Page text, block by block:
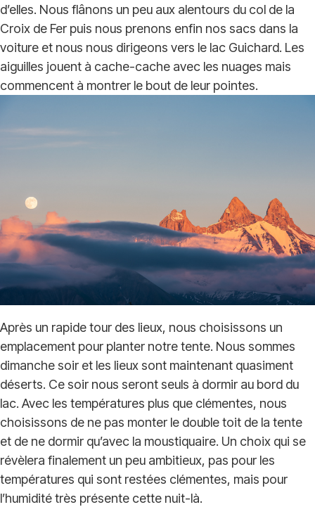
d’elles. Nous flânons un peu aux alentours du col de la
Croix de Fer puis nous prenons enfin nos sacs dans la
voiture et nous nous dirigeons vers le lac Guichard. Les
aiguilles jouent à cache-cache avec les nuages mais
commencent à montrer le bout de leur pointes.
Après un rapide tour des lieux, nous choisissons un
emplacement pour planter notre tente. Nous sommes
dimanche soir et les lieux sont maintenant quasiment
déserts. Ce soir nous seront seuls à dormir au bord du
lac. Avec les températures plus que clémentes, nous
choisissons de ne pas monter le double toit de la tente
et de ne dormir qu’avec la moustiquaire. Un choix qui se
révèlera finalement un peu ambitieux, pas pour les
températures qui sont restées clémentes, mais pour
l’humidité très présente cette nuit-là.